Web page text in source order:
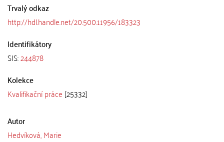
Trvalý odkaz
http://hdl.handle.net/20.500.11956/183323
Identifikátory
SIS:244878
Kolekce
Kvalifikační práce [25332]
Autor
Hedvíková, Marie